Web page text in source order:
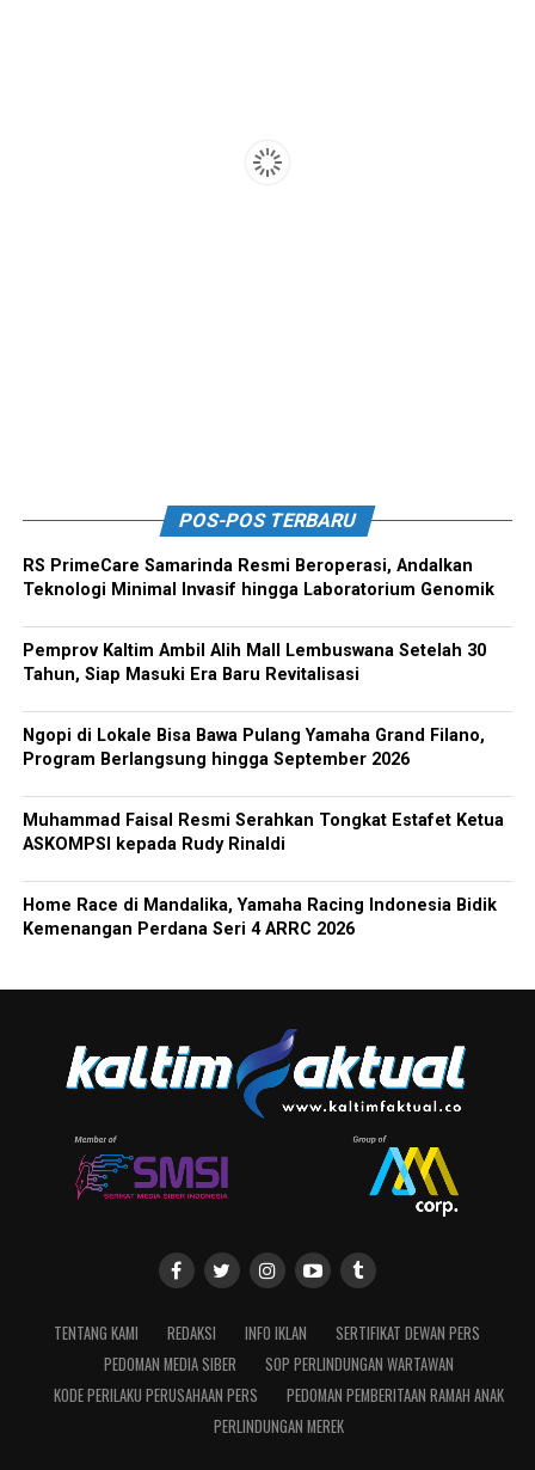
POS-POS TERBARU
RS PrimeCare Samarinda Resmi Beroperasi, Andalkan
Teknologi Minimal Invasif hingga Laboratorium Genomik
Pemprov Kaltim Ambil Alih Mall Lembuswana Setelah 30
Tahun, Siap Masuki Era Baru Revitalisasi
Ngopi di Lokale Bisa Bawa Pulang Yamaha Grand Filano,
Program Berlangsung hingga September 2026
Muhammad Faisal Resmi Serahkan Tongkat Estafet Ketua
ASKOMPSI kepada Rudy Rinaldi
Home Race di Mandalika, Yamaha Racing Indonesia Bidik
Kemenangan Perdana Seri 4 ARRC 2026
TENTANG KAMI REDAKSI INFO IKLAN
SERTIFIKAT DEWAN PERS
PEDOMAN MEDIA SIBER
SOP PERLINDUNGAN WARTAWAN
KODE PERILAKU PERUSAHAAN PERS
PEDOMAN PEMBERITAAN RAMAH ANAK
PERLINDUNGAN MEREK